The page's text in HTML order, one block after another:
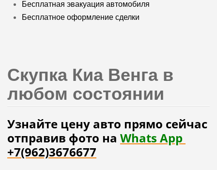
Бесплатная эвакуация автомобиля
Бесплатное оформление сделки
Скупка Киа Венга в
любом состоянии
Узнайте цену авто прямо сейчас
отправив фото на Whats App
+7(962)3676677